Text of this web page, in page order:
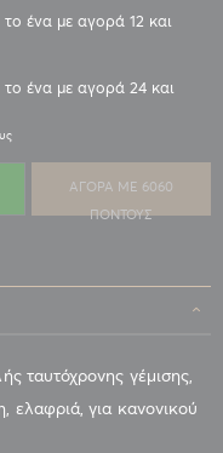
το ένα με αγορά 12 και
το ένα με αγορά 24 και
ΑΓΟΡΑ ΜΕ 6060
ΠΟΝΤΟΥΣ
ταυτόχρονης γέμισης,
για κανονικού